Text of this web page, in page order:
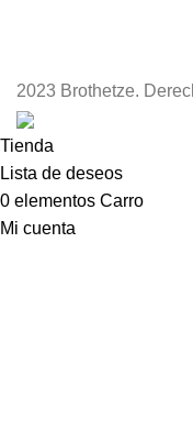
2023 Brothetze.
Tienda
Lista de deseos
0 elementos Carro
Mi cuenta